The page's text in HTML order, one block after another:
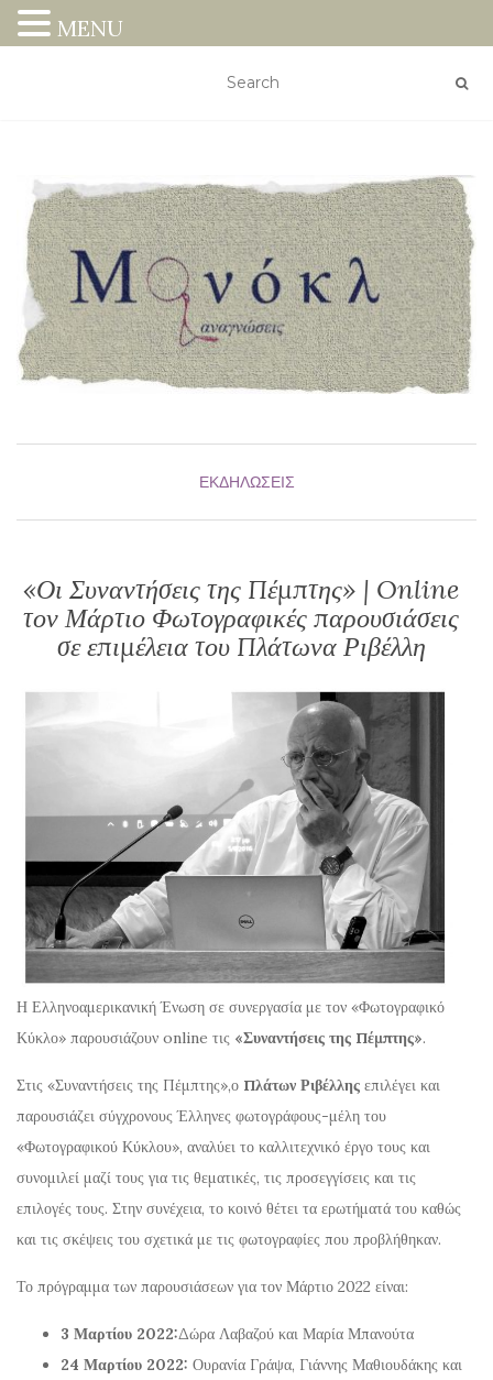
ΕΚΔΗΛΏΣΕΙΣ
«Οι Συναντήσεις της Πέμπτης» | Online
τον Μάρτιο Φωτογραφικές παρουσιάσεις
σε επιμέλεια του Πλάτωνα Ριβέλλη
Η Ελληνοαμερικανική Ένωση σε συνεργασία με τον «Φωτογραφικό
Κύκλο» παρουσιάζουν online τις «Συναντήσεις της Πέμπτης».
Στις «Συναντήσεις της Πέμπτης»,ο Πλάτων Ριβέλλης επιλέγει και
παρουσιάζει σύγχρονους Έλληνες φωτογράφους-μέλη του
«Φωτογραφικού Κύκλου», αναλύει το καλλιτεχνικό έργο τους και
συνομιλεί μαζί τους για τις θεματικές, τις προσεγγίσεις και τις
επιλογές τους. Στην συνέχεια, το κοινό θέτει τα ερωτήματά του καθώς
και τις σκέψεις του σχετικά με τις φωτογραφίες που προβλήθηκαν.
Το πρόγραμμα των παρουσιάσεων για τον Μάρτιο 2022 είναι:
3 Μαρτίου 2022:Δώρα Λαβαζού και Μαρία Μπανούτα
24 Μαρτίου 2022: Ουρανία Γράψα, Γιάννης Μαθιουδάκης και
MENU